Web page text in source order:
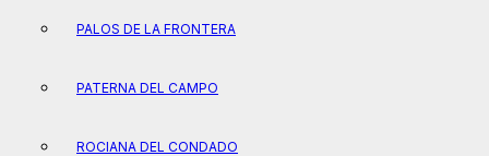
PALOS DE LA FRONTERA
PATERNA DEL CAMPO
ROCIANA DEL CONDADO